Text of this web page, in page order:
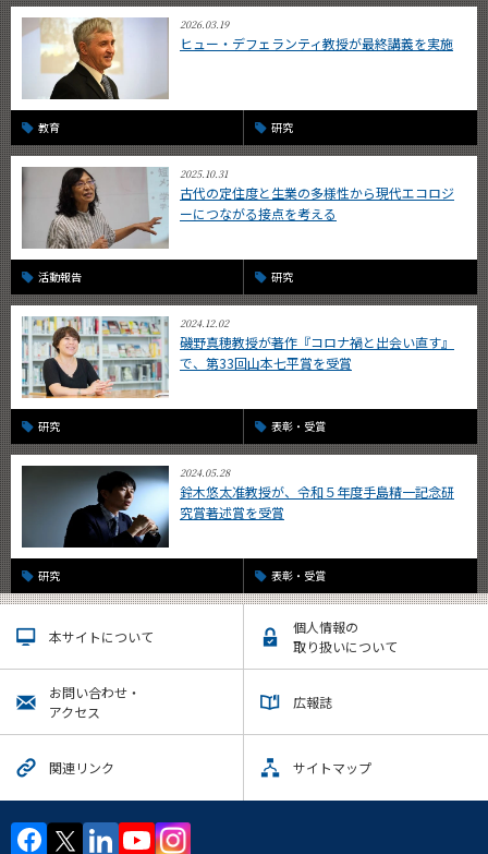
2026.03.19
ヒュー・デフェランティ教授が最終講義を実施
教育 研究
2025.10.31
古代の定住度と生業の多様性から現代エコロジ
ーにつながる接点を考える
活動報告 研究
2024.12.02
磯野真穂教授が著作『コロナ禍と出会い直す』
で、第33回山本七平賞を受賞
研究 表彰・受賞
2024.05.28
鈴木悠太准教授が、令和５年度手島精一記念研
究賞著述賞を受賞
研究 表彰・受賞
本サイトについて
個人情報の
取り扱いについて
お問い合わせ・
アクセス
広報誌
関連リンク サイトマップ